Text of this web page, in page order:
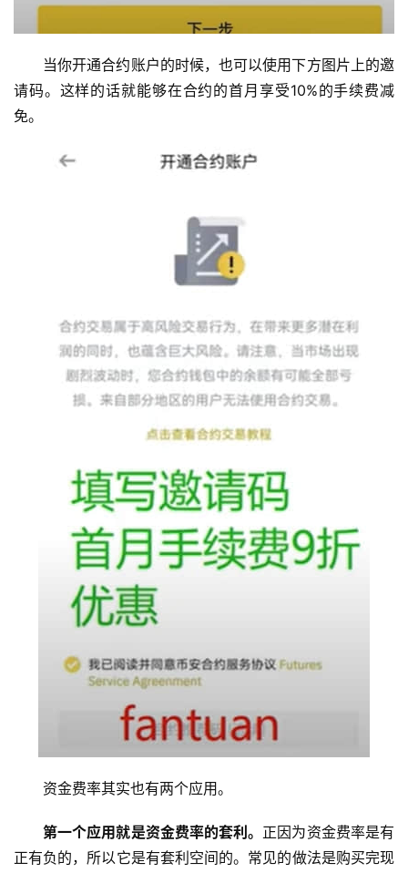
当你开通合约账户的时候，也可以使用下方图片上的邀
请码。这样的话就能够在合约的首月享受10%的手续费减
免。
资金费率其实也有两个应用。
第一个应用就是资金费率的套利。 正因为资金费率是有
正有负的，所以它是有套利空间的。常见的做法是购买完现